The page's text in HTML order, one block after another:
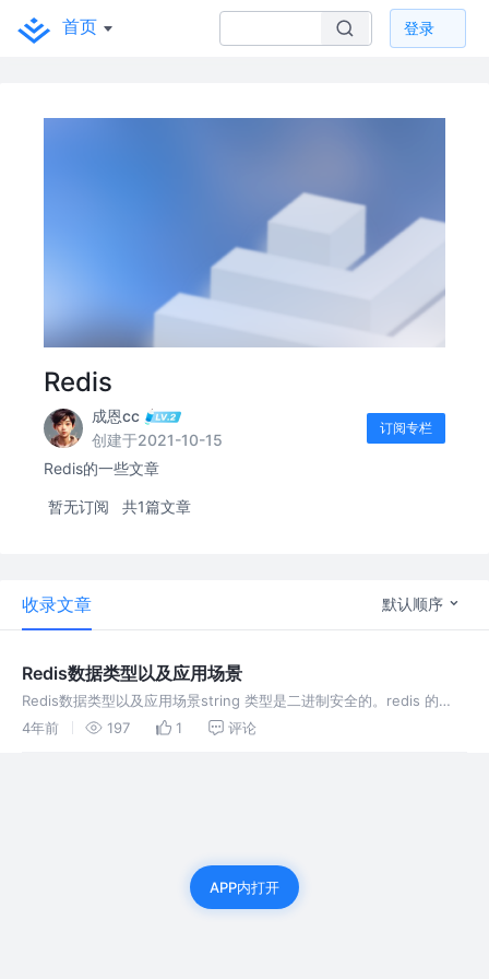
首页 登录
Redis
成恩cc
创建于2021-10-15
订阅专栏
Redis的一些文章
暂无订阅 共1篇文章
收录文章 默认顺序
Redis数据类型以及应用场景
Redis数据类型以及应用场景string 类型是二进制安全的。redis 的
string 可以包含任何数据。比如jpg图片或者序列化的对象。 string 类
4年前 197 1 评论
APP内打开